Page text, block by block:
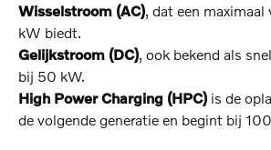
Wisselstroom (AC), dat een
kW biedt.
Gelijkstroom (DC), ook bekend als
bij 50 kW.
High Power Charging (HPC) is de
de volgende generatie en begint bij